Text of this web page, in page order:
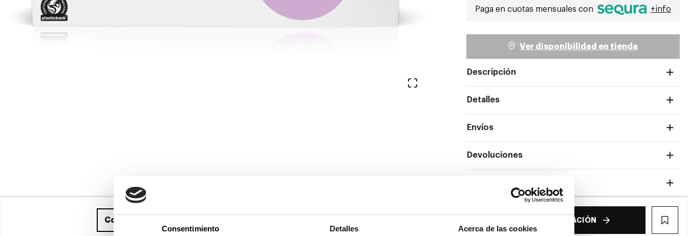
Consentimiento Detalles Acerca de las cookies
Ver en pantalla completa
Paga en cuotas mensuales con +info
Ver disponibilidad en tienda
Descripción
Detalles
Envíos
Devoluciones
Compra ahora ELEGIR GRADUACIÓN